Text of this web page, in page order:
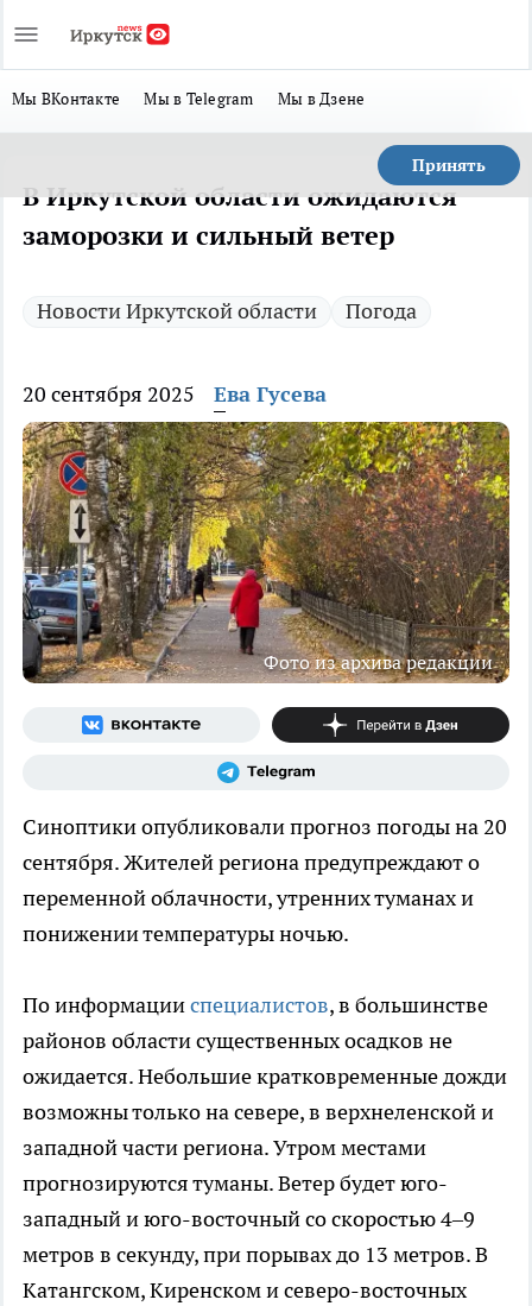
Мы ВКонтакте Мы в Telegram Мы в Дзене
Принять
В Иркутской области ожидаются
заморозки и сильный ветер
Новости Иркутской области Погода
20 сентября 2025 Ева Гусева
Фото из архива редакции
Синоптики опубликовали прогноз погоды на 20
сентября. Жителей региона предупреждают о
переменной облачности, утренних туманах и
понижении температуры ночью.
По информацииспециалистов, в большинстве
районов области существенных осадков не
ожидается. Небольшие кратковременные дожди
возможны только на севере, в верхнеленской и
западной части региона. Утром местами
прогнозируются туманы. Ветер будет юго-
западный и юго-восточный со скоростью 4–9
метров в секунду, при порывах до 13 метров. В
Катангском, Киренском и северо-восточных